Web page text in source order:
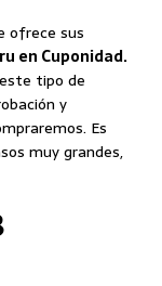
ofrece sus
en Cuponidad.
tipo de
y
Es
muy grandes,